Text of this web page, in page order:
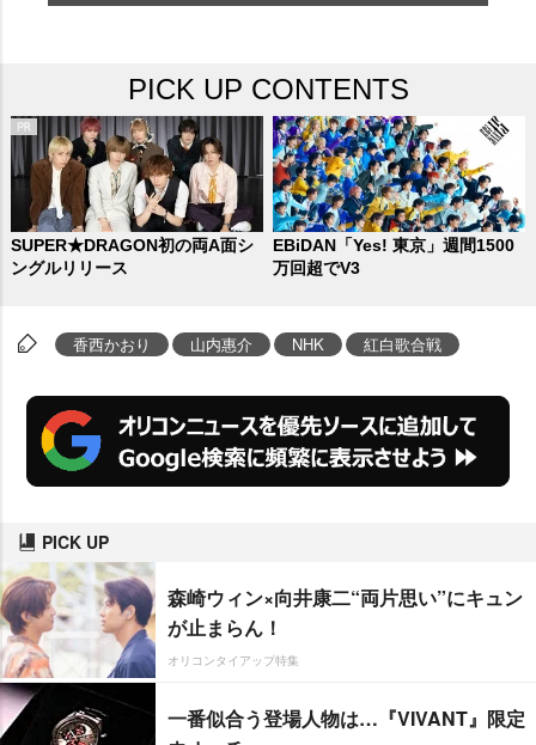
PICK UP CONTENTS
SUPER★DRAGON初の両A面シ
ングルリリース
EBiDAN「Yes! 東京」週間1500
万回超でV3
香西かおり 山内惠介 NHK 紅白歌合戦
PICK UP
森崎ウィン×向井康二“両片思い”にキュン
が止まらん！
オリコンタイアップ特集
一番似合う登場人物は…『VIVANT』限定